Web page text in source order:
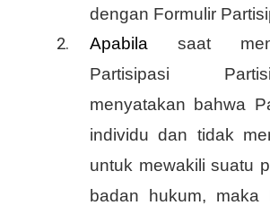
dengan Formulir
Apabila saat
Partisipasi
menyatakan bahwa
individu dan tidak
untuk mewakili suatu
badan hukum, maka